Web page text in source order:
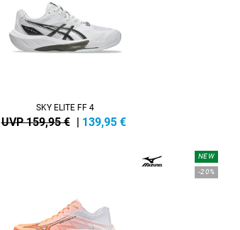
SKY ELITE FF 4
UVP 159,95 € | 139,95 €
NEW
-20%